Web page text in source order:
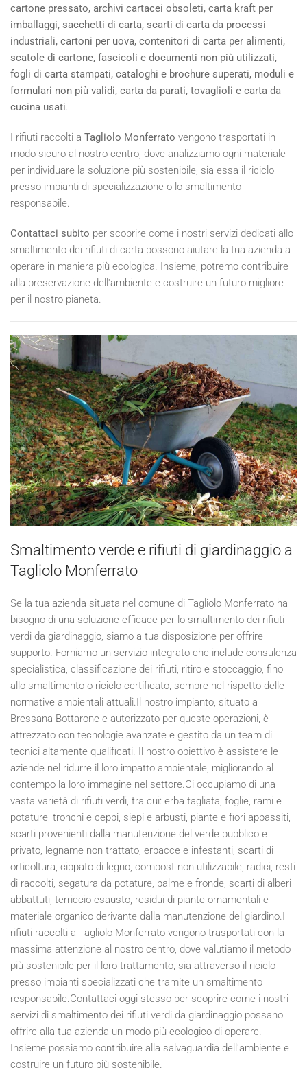
cartone pressato, archivi cartacei obsoleti, carta kraft per
imballaggi, sacchetti di carta, scarti di carta da processi
industriali, cartoni per uova, contenitori di carta per alimenti,
scatole di cartone, fascicoli e documenti non più utilizzati,
fogli di carta stampati, cataloghi e brochure superati, moduli e
formulari non più validi, carta da parati, tovaglioli e carta da
cucina usati.
I rifiuti raccolti a Tagliolo Monferrato vengono trasportati in
modo sicuro al nostro centro, dove analizziamo ogni materiale
per individuare la soluzione più sostenibile, sia essa il riciclo
presso impianti di specializzazione o lo smaltimento
responsabile.
Contattaci subito per scoprire come i nostri servizi dedicati allo
smaltimento dei rifiuti di carta possono aiutare la tua azienda a
operare in maniera più ecologica. Insieme, potremo contribuire
alla preservazione dell'ambiente e costruire un futuro migliore
per il nostro pianeta.
Smaltimento verde e rifiuti di giardinaggio a
Tagliolo Monferrato
Se la tua azienda situata nel comune di Tagliolo Monferrato ha
bisogno di una soluzione efficace per lo smaltimento dei rifiuti
verdi da giardinaggio, siamo a tua disposizione per offrire
supporto. Forniamo un servizio integrato che include consulenza
specialistica, classificazione dei rifiuti, ritiro e stoccaggio, fino
allo smaltimento o riciclo certificato, sempre nel rispetto delle
normative ambientali attuali.Il nostro impianto, situato a
Bressana Bottarone e autorizzato per queste operazioni, è
attrezzato con tecnologie avanzate e gestito da un team di
tecnici altamente qualificati. Il nostro obiettivo è assistere le
aziende nel ridurre il loro impatto ambientale, migliorando al
contempo la loro immagine nel settore.Ci occupiamo di una
vasta varietà di rifiuti verdi, tra cui: erba tagliata, foglie, rami e
potature, tronchi e ceppi, siepi e arbusti, piante e fiori appassiti,
scarti provenienti dalla manutenzione del verde pubblico e
privato, legname non trattato, erbacce e infestanti, scarti di
orticoltura, cippato di legno, compost non utilizzabile, radici, resti
di raccolti, segatura da potature, palme e fronde, scarti di alberi
abbattuti, terriccio esausto, residui di piante ornamentali e
materiale organico derivante dalla manutenzione del giardino.I
rifiuti raccolti a Tagliolo Monferrato vengono trasportati con la
massima attenzione al nostro centro, dove valutiamo il metodo
più sostenibile per il loro trattamento, sia attraverso il riciclo
presso impianti specializzati che tramite un smaltimento
responsabile.Contattaci oggi stesso per scoprire come i nostri
servizi di smaltimento dei rifiuti verdi da giardinaggio possano
offrire alla tua azienda un modo più ecologico di operare.
Insieme possiamo contribuire alla salvaguardia dell'ambiente e
costruire un futuro più sostenibile.